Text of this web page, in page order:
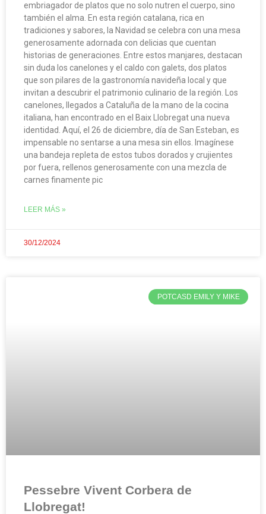
embriagador de platos que no solo nutren el cuerpo, sino
también el alma. En esta región catalana, rica en
tradiciones y sabores, la Navidad se celebra con una mesa
generosamente adornada con delicias que cuentan
historias de generaciones. Entre estos manjares, destacan
sin duda los canelones y el caldo con galets, dos platos
que son pilares de la gastronomía navideña local y que
invitan a descubrir el patrimonio culinario de la región. Los
canelones, llegados a Cataluña de la mano de la cocina
italiana, han encontrado en el Baix Llobregat una nueva
identidad. Aquí, el 26 de diciembre, día de San Esteban, es
impensable no sentarse a una mesa sin ellos. Imagínese
una bandeja repleta de estos tubos dorados y crujientes
por fuera, rellenos generosamente con una mezcla de
carnes finamente pic
LEER MÁS »
30/12/2024
POTCASD EMILY Y MIKE
Pessebre Vivent Corbera de
Llobregat!